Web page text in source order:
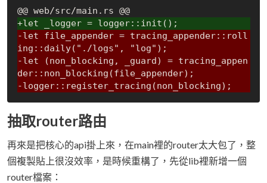
@@ web/src/main.rs @@
+let _logger = logger::init();
-let file_appender = tracing_appender::roll
ing::daily("./logs", "log");
-let (non_blocking, _guard) = tracing_appen
der::non_blocking(file_appender);
-logger::register_tracing(non_blocking);
抽取router路由
再來是把核心的api掛上來，在main裡的router太大包了，整
個複製貼上很沒效率，是時候重構了，先從lib裡新增一個
router檔案：